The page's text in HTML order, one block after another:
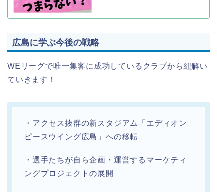
広島に学ぶ今後の戦略
WEリーグで唯一集客に成功しているクラブから紐解い
ていきます！
・アクセス抜群の新スタジアム「エディオン
ピースウイング広島」への移転
・選手たちが自ら企画・運営するマーケティ
ングプロジェクトの展開